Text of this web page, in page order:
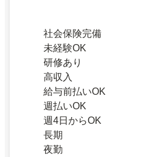
社会保険完備
未経験OK
研修あり
高収入
給与前払いOK
週払いOK
週4日からOK
長期
夜勤